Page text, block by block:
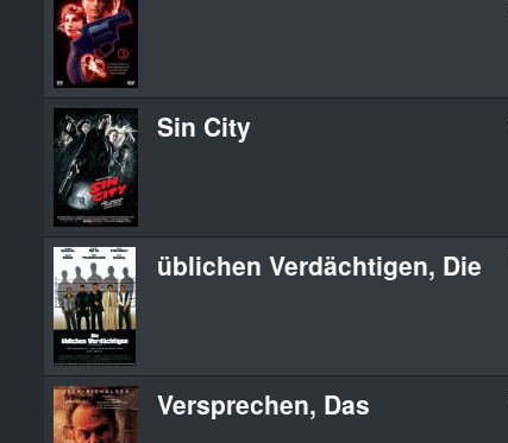
Sin City
üblichen Verdächtigen, Die
Versprechen, Das